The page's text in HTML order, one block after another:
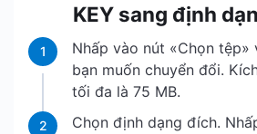
KEY sang định
1
Nhấp vào nút «Chọn tệp»
bạn muốn chuyển đổi.
tối đa là 75 MB.
2
Chọn định dạng đích.